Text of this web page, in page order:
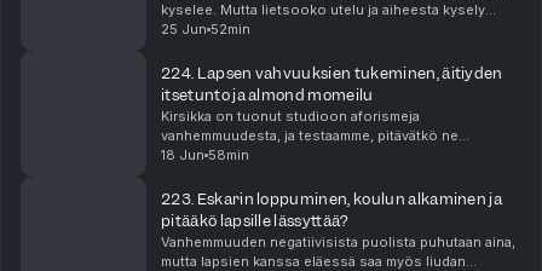
kyselee. Mutta lietsooko utelu ja aiheesta kysely
turhaan? Kirsikka on yrittänyt opettaa lapsilleen
25 Jun 52min
224. Lapsen vahvuuksien tukeminen, äitiyden
itsetunto ja almond momeilu
Kirsikka on tuonut studioon aforismeja
vanhemmuudesta, ja testaamme, pitävätkö ne
paikkansa. Kausi on päässyt siihen pisteeseen, että
vinkkejä kahden pien...
18 Jun 58min
223. Eskarin loppuminen, koulun alkaminen ja
pitääkö lapsille lässyttää?
Vanhemmuuden negatiivisista puolista puhutaan aina,
mutta lapsien kanssa eläessä saa myös liudan